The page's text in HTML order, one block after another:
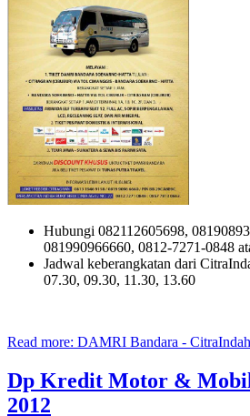
Hubungi 082112605698,
081990966660, 0812-7271-0848
Jadwal keberangkatan dari
07.30, 09.30, 11.30, 13.60
Read more: DAMRI Bandara - CitraIndah
Dp Kredit Motor &
2012